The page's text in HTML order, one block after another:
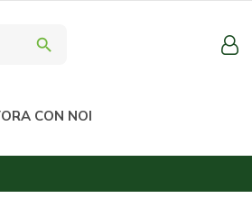
search
CON NOI